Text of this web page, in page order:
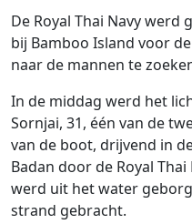
De Royal Thai Navy
bij Bamboo Island voor
naar de mannen te
In de middag werd het
Sornjai, 31, één van de
van de boot, drijvend in
Badan door de Royal
werd uit het water
strand gebracht.